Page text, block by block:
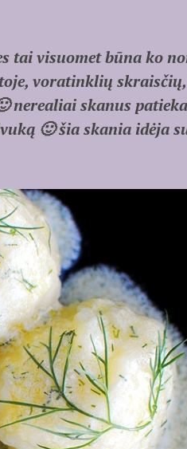
tai visuomet būna ko
voratinklių
nerealiai skanus
🙂 šia skania idėja